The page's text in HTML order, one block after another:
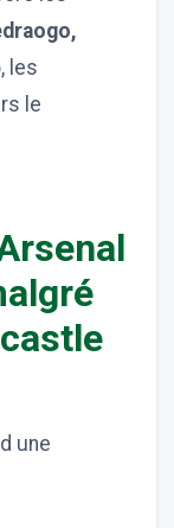
, les
le
une